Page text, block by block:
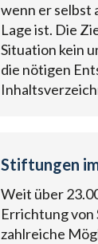
wenn er selbst
Lage ist. Die
Situation kein
die nötigen
Stiftungen
Weit über
Errichtung von
zahlreiche